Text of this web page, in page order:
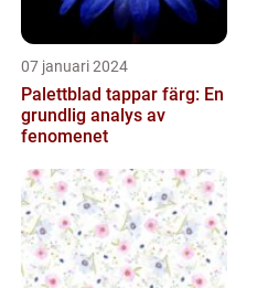
07 januari 2024
Palettblad tappar färg: En
grundlig analys av
fenomenet